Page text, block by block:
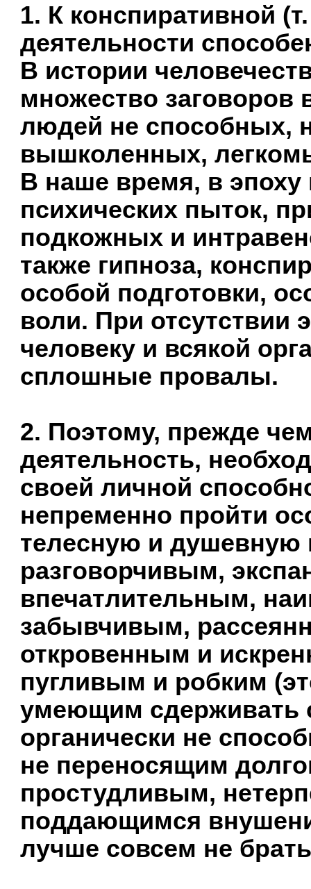
1. К конспиративной
деятельности
В истории
множество заговоров
людей не способных,
вышколенных,
В наше время, в
психических пыток,
подкожных и
также гипноза,
особой подготовки,
воли. При отсутствии
человеку и всякой
сплошные провалы.
2. Поэтому, прежде
деятельность,
своей личной
непременно пройти
телесную и душевную
разговорчивым,
впечатлительным,
забывчивым,
откровенным и
пугливым и робким
умеющим сдерживать
органически не
не переносящим
простудливым,
поддающимся
лучше совсем не